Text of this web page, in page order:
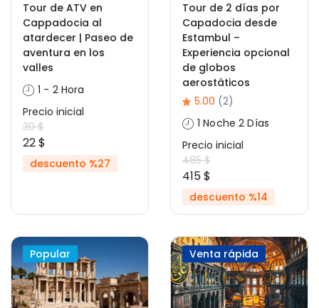
Tour de ATV en
Cappadocia al
atardecer | Paseo de
aventura en los
valles
1 - 2 Hora
Precio inicial
30 $
22 $
descuento %27
Tour de 2 días por
Capadocia desde
Estambul –
Experiencia opcional
de globos
aerostáticos
5.00 (2)
1 Noche 2 Días
Precio inicial
485 $
415 $
descuento %14
Popular Venta rápida